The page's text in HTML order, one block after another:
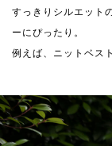
すっきりシルエット
ーにぴったり。
例えば、ニットベス